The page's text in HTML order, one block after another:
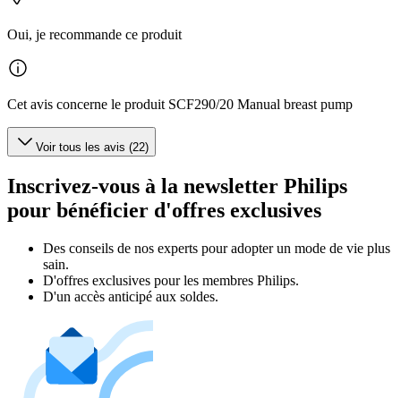
Oui, je recommande ce produit
Cet avis concerne le produit SCF290/20 Manual breast pump
Voir tous les avis (22)
Inscrivez-vous à la newsletter Philips
pour bénéficier d'offres exclusives
Des conseils de nos experts pour adopter un mode de vie plus
sain.
D'offres exclusives pour les membres Philips.
D'un accès anticipé aux soldes.